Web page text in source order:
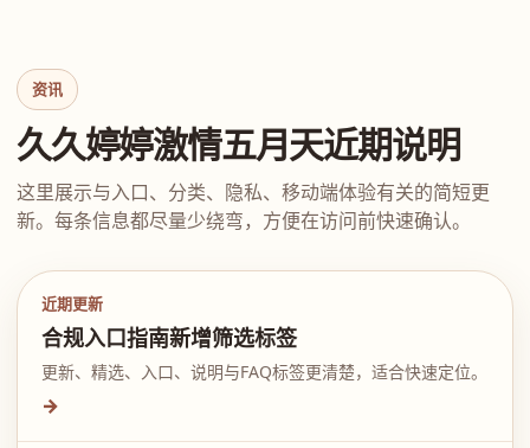
资讯
久久婷婷激情五月天近期说明
这里展示与入口、分类、隐私、移动端体验有关的简短更
新。每条信息都尽量少绕弯，方便在访问前快速确认。
近期更新
合规入口指南新增筛选标签
更新、精选、入口、说明与FAQ标签更清楚，适合快速定位。
→